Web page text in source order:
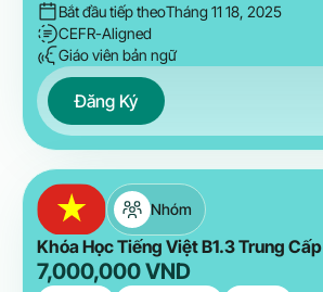
Bắt đầu tiếp theoTháng 11 18, 2025
CEFR-Aligned
Giáo viên bản ngữ
Đăng Ký
Nhóm
Khóa Học Tiếng Việt B1.3 Trung Cấp
7,000,000VND